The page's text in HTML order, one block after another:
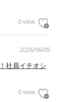
0 view
2026/06/05
社員イチオシ
0 view